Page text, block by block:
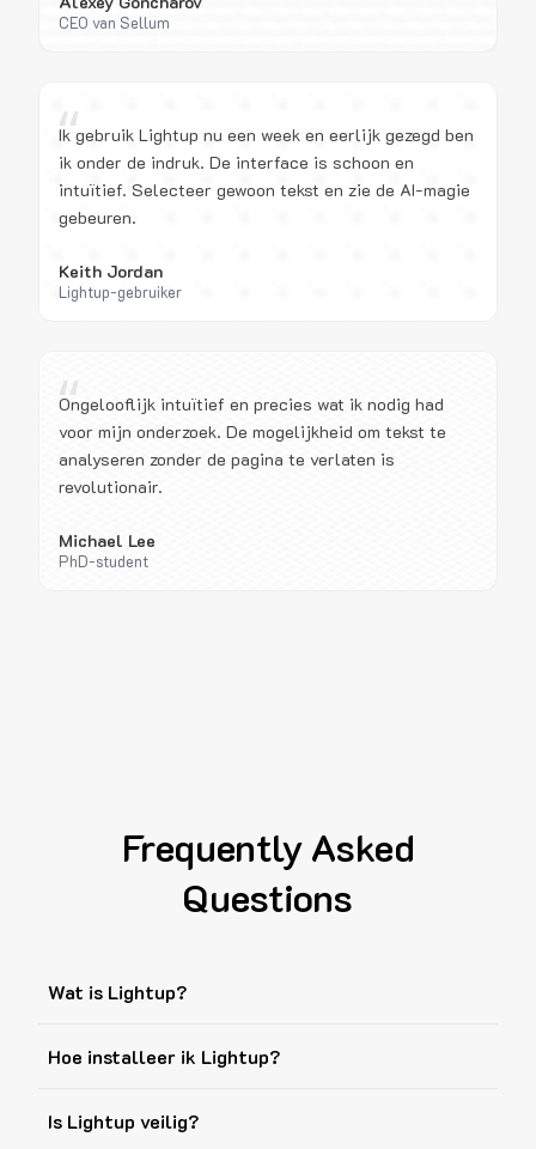
CEO van Sellum
“
Ik gebruik Lightup nu een week en eerlijk gezegd ben
ik onder de indruk. De interface is schoon en
intuïtief. Selecteer gewoon tekst en zie de AI-magie
gebeuren.
Keith Jordan
Lightup-gebruiker
“
Ongelooflijk intuïtief en precies wat ik nodig had
voor mijn onderzoek. De mogelijkheid om tekst te
analyseren zonder de pagina te verlaten is
revolutionair.
Michael Lee
PhD-student
Frequently Asked
Questions
Wat is Lightup?
Hoe installeer ik Lightup?
Is Lightup veilig?